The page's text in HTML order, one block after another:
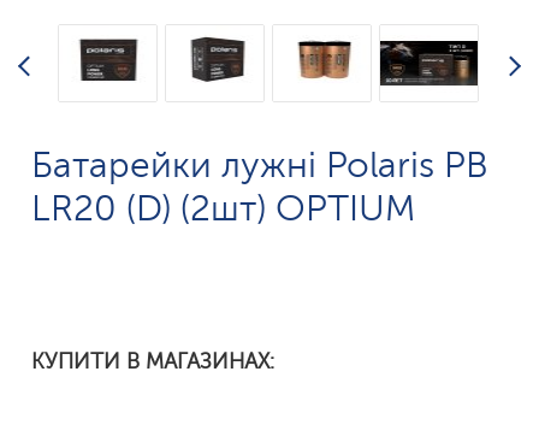
Батарейки лужні Polaris PB
LR20 (D) (2шт) OPTIUM
КУПИТИ В МАГАЗИНАХ: